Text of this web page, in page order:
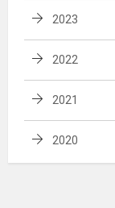
2023
2022
2021
2020